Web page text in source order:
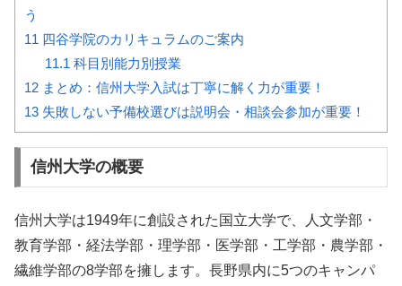
う
11 四谷学院のカリキュラムのご案内
11.1 科目別能力別授業
12 まとめ：信州大学入試は丁寧に解く力が重要！
13 失敗しない予備校選びは説明会・相談会参加が重要！
信州大学の概要
信州大学は1949年に創設された国立大学で、人文学部・
教育学部・経法学部・理学部・医学部・工学部・農学部・
繊維学部の8学部を擁します。長野県内に5つのキャンパ